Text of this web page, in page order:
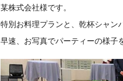
某株式会社様です。
特別お料理プランと、乾杯シャン
早速、お写真でパーティーの様子